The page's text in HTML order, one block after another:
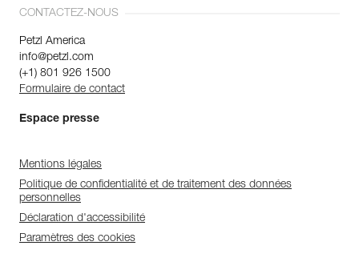
CONTACTEZ-NOUS
Petzl America
info@petzl.com
(+1) 801 926 1500
Formulaire de contact
Espace presse
Mentions légales
Politique de confidentialité et de traitement des données
personnelles
Déclaration d'accessibilité
Paramètres des cookies